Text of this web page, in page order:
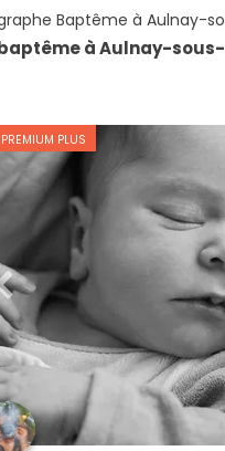
Baptême à Aulnay-
à Aulnay-
PREMIUM PLUS